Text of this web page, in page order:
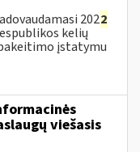
2022
kelių
įstatymu
viešasis